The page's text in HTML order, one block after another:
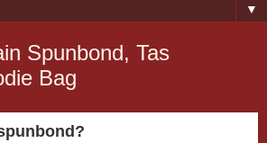
▼
Spunbond, Tas
Bag